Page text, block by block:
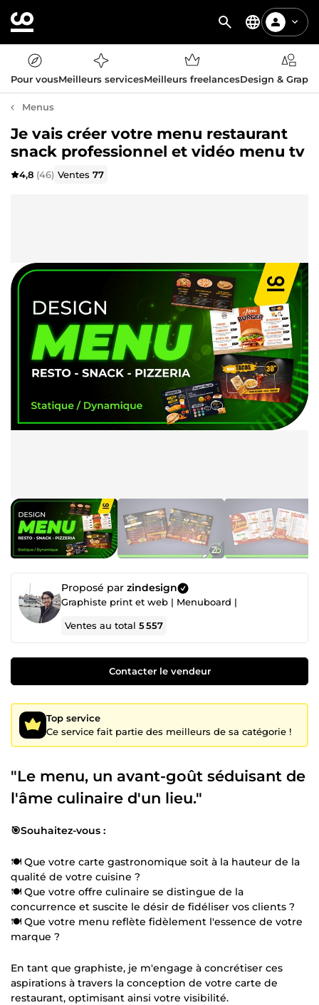
Pour vousMeilleurs servicesMeilleurs freelancesDesign &
Menus
Je vais créer votre menu restaurant
snack professionnel et vidéo menu tv
4,8 (46) Ventes77
Proposé par zindesign
Graphiste print et web | Menuboard |
Ventes au total5 557
Contacter le vendeur
Top service
Ce service fait partie des meilleurs de sa catégorie !
"Le menu, un avant-goût séduisant de
l'âme culinaire d'un lieu."
🎯Souhaitez-vous :
🍽️ Que votre carte gastronomique soit à la hauteur de la
qualité de votre cuisine ?
🍽️ Que votre offre culinaire se distingue de la
concurrence et suscite le désir de fidéliser vos clients ?
🍽️ Que votre menu reflète fidèlement l'essence de votre
marque ?
En tant que graphiste, je m'engage à concrétiser ces
aspirations à travers la conception de votre carte de
restaurant, optimisant ainsi votre visibilité.